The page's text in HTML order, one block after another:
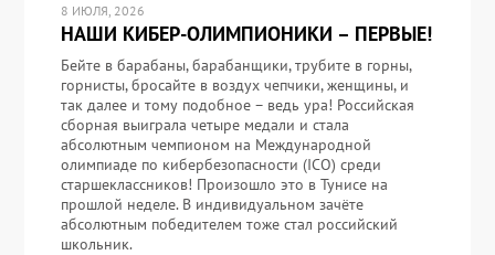
8 ИЮЛЯ, 2026
НАШИ КИБЕР-ОЛИМПИОНИКИ – ПЕРВЫЕ!
Бейте в барабаны, барабанщики, трубите в горны,
горнисты, бросайте в воздух чепчики, женщины, и
так далее и тому подобное – ведь ура! Российская
сборная выиграла четыре медали и стала
абсолютным чемпионом на Международной
олимпиаде по кибербезопасности (ICO) среди
старшеклассников! Произошло это в Тунисе на
прошлой неделе. В индивидуальном зачёте
абсолютным победителем тоже стал российский
школьник.